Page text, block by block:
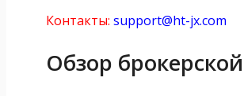
Контакты: support@ht-jx.com
Обзор